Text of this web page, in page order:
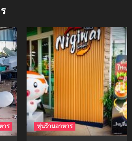
วังว่าน
าร หุ่นร้านอาหาร